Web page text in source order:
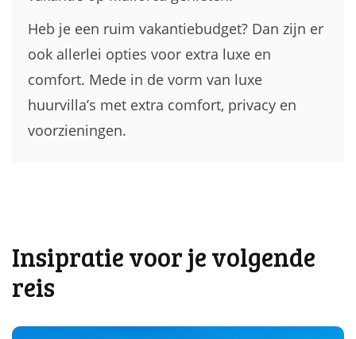
Heb je een ruim vakantiebudget? Dan zijn er
ook allerlei opties voor extra luxe en
comfort. Mede in de vorm van luxe
huurvilla’s met extra comfort, privacy en
voorzieningen.
Insipratie voor je volgende
reis